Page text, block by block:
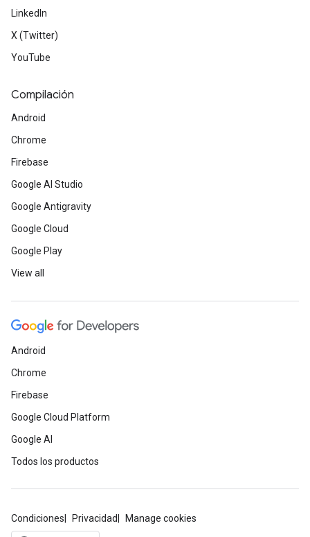
LinkedIn
X (Twitter)
YouTube
Compilación
Android
Chrome
Firebase
Google AI Studio
Google Antigravity
Google Cloud
Google Play
View all
Android
Chrome
Firebase
Google Cloud Platform
Google AI
Todos los productos
Condiciones Privacidad Manage cookies